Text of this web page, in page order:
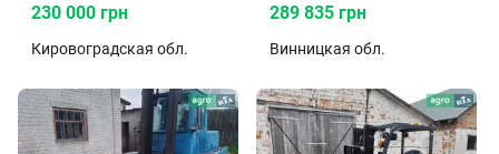
230 000 грн
Кировоградская обл.
289 835 грн
Винницкая обл.